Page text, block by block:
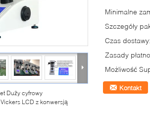
Duży cyfrowy
LCD z konwersją
Minimalne
Szczegóły
Czas dostawy:
Zasady
Możliwość
Kontakt